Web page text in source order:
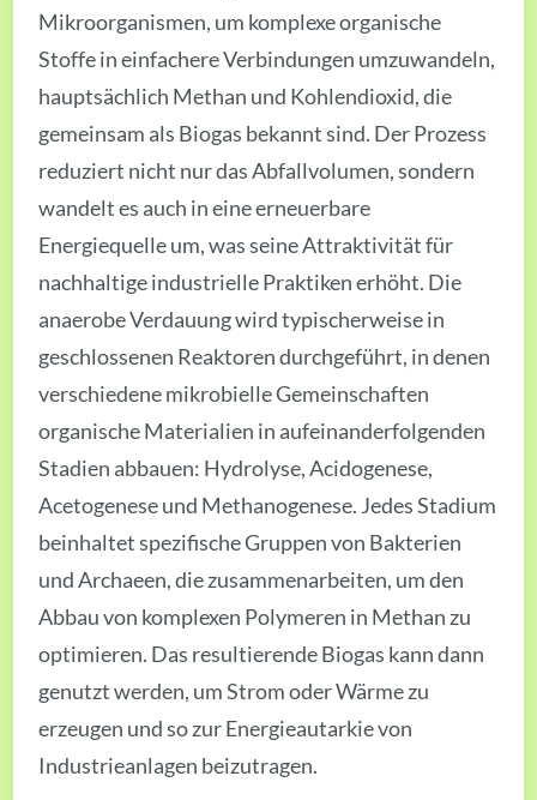
Mikroorganismen, um komplexe organische
Stoffe in einfachere Verbindungen umzuwandeln,
hauptsächlich Methan und Kohlendioxid, die
gemeinsam als Biogas bekannt sind. Der Prozess
reduziert nicht nur das Abfallvolumen, sondern
wandelt es auch in eine erneuerbare
Energiequelle um, was seine Attraktivität für
nachhaltige industrielle Praktiken erhöht. Die
anaerobe Verdauung wird typischerweise in
geschlossenen Reaktoren durchgeführt, in denen
verschiedene mikrobielle Gemeinschaften
organische Materialien in aufeinanderfolgenden
Stadien abbauen: Hydrolyse, Acidogenese,
Acetogenese und Methanogenese. Jedes Stadium
beinhaltet spezifische Gruppen von Bakterien
und Archaeen, die zusammenarbeiten, um den
Abbau von komplexen Polymeren in Methan zu
optimieren. Das resultierende Biogas kann dann
genutzt werden, um Strom oder Wärme zu
erzeugen und so zur Energieautarkie von
Industrieanlagen beizutragen.